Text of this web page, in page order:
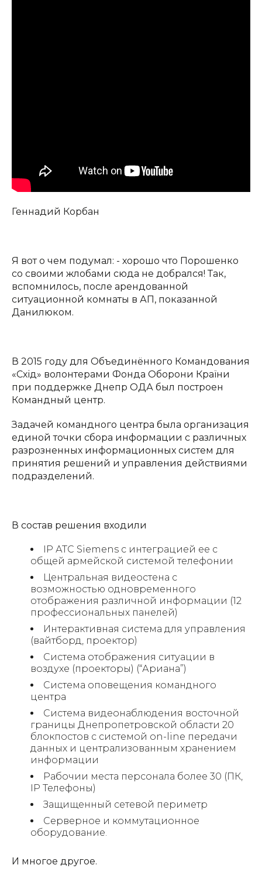
Геннадий Корбан
Я вот о чем подумал: - хорошо что Порошенко
со своими жлобами сюда не добрался! Так,
вспомнилось, после арендованной
ситуационной комнаты в АП, показанной
Данилюком.
В 2015 году для Объединённого Командования
«Схід» волонтерами Фонда Оборони Країни
при поддержке Днепр ОДА был построен
Командный центр.
Задачей командного центра была организация
единой точки сбора информации с различных
разрозненных информационных систем для
принятия решений и управления действиями
подразделений.
В состав решения входили
IP АТС Siemens с интеграцией ее с
общей армейской системой телефонии
Центральная видеостена с
возможностью одновременного
отображения различной информации (12
профессиональных панелей)
Интерактивная система для управления
(вайтборд, проектор)
Система отображения ситуации в
воздухе (проекторы) (“Ариана”)
Система оповещения командного
центра
Система видеонаблюдения восточной
границы Днепропетровской области 20
блокпостов с системой on-line передачи
данных и централизованным хранением
информации
Рабочии места персонала более 30 (ПК,
IP Телефоны)
Защищенный сетевой периметр
Серверное и коммутационное
оборудование.
И многое другое.